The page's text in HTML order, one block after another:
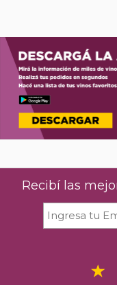
Recibí las